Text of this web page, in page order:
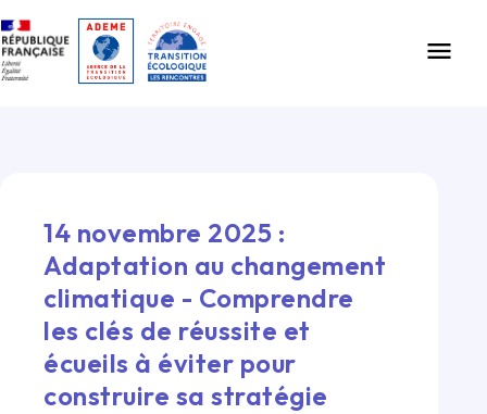
menu
14 novembre 2025 :
Adaptation au changement
climatique - Comprendre
les clés de réussite et
écueils à éviter pour
construire sa stratégie